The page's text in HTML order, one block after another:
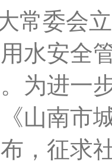
常委会
水安全
为进一
山南市
，征求